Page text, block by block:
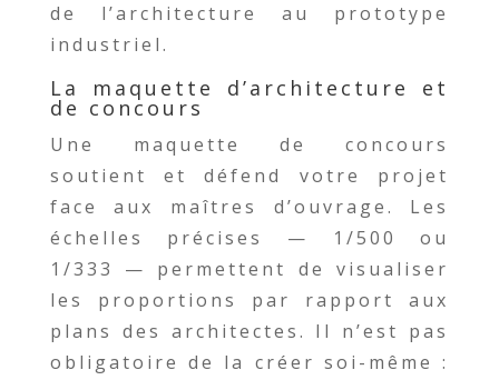
de l’architecture au prototype
industriel.
La maquette d’architecture et
de concours
Une maquette de concours
soutient et défend votre projet
face aux maîtres d’ouvrage. Les
échelles précises — 1/500 ou
1/333 — permettent de visualiser
les proportions par rapport aux
plans des architectes. Il n’est pas
obligatoire de la créer soi-même :